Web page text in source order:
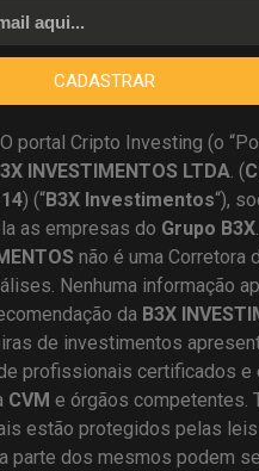
CADASTRAR
O portal Cripto Investing (o
INVESTIMENTOS LTDA. (
) (“B3X Investimentos“),
as empresas do Grupo B3X.
não é uma Corretora
Nenhuma informação
da B3X
de investimentos
profissionais certificados e
CVM e órgãos competentes.
estão protegidos pelas
parte dos mesmos podem